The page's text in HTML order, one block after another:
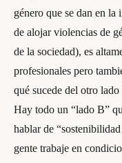
género que se dan en la
de alojar violencias de
de la sociedad), es
profesionales pero
qué sucede del otro
Hay todo un “lado B”
hablar de
gente trabaje en